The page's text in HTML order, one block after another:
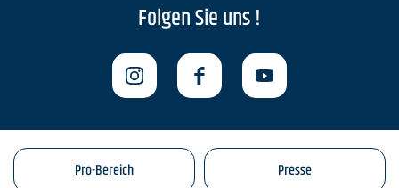
Folgen Sie uns !
Pro-Bereich Presse